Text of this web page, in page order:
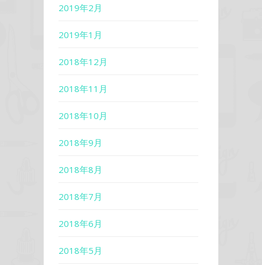
2019年2月
2019年1月
2018年12月
2018年11月
2018年10月
2018年9月
2018年8月
2018年7月
2018年6月
2018年5月